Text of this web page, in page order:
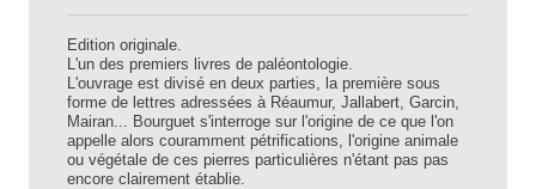
Edition originale.
L'un des premiers livres de paléontologie.
L'ouvrage est divisé en deux parties, la première sous
forme de lettres adressées à Réaumur, Jallabert, Garcin,
Mairan... Bourguet s'interroge sur l'origine de ce que l'on
appelle alors couramment pétrifications, l'origine animale
ou végétale de ces pierres particulières n'étant pas pas
encore clairement établie.